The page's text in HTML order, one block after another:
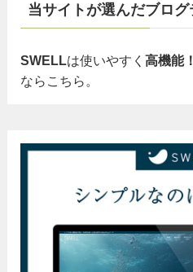
当サイトが選んだブログ
SWELLは使いやすく 高機能！
ならこちら。